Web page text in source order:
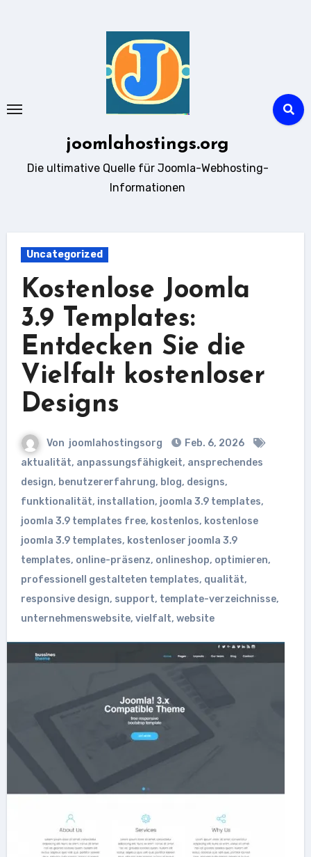
joomlahostings.org
Die ultimative Quelle für Joomla-Webhosting-
Informationen
Uncategorized
Kostenlose Joomla
3.9 Templates:
Entdecken Sie die
Vielfalt kostenloser
Designs
Von joomlahostingsorg
Feb. 6, 2026
aktualität, anpassungsfähigkeit, ansprechendes
design, benutzererfahrung, blog, designs,
funktionalität, installation, joomla 3.9 templates,
joomla 3.9 templates free, kostenlos, kostenlose
joomla 3.9 templates, kostenloser joomla 3.9
templates, online-präsenz, onlineshop, optimieren,
professionell gestalteten templates, qualität,
responsive design, support, template-verzeichnisse,
unternehmenswebsite, vielfalt, website